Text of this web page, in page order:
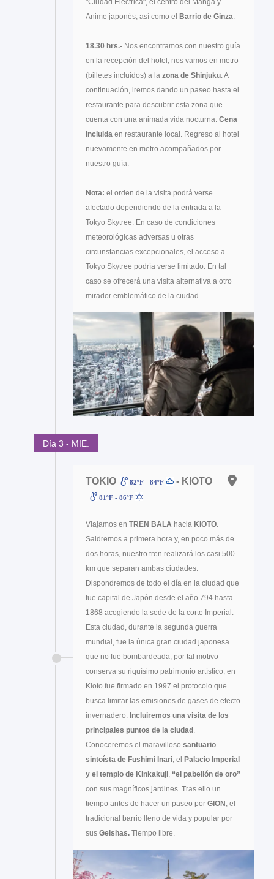
"Ciudad Eléctrica", el centro del Manga y
Anime japonés, así como el
Barrio de Ginza.
18.30 hrs.- Nos encontramos con nuestro guía
en la recepción del hotel, nos vamos en metro
(billetes incluidos) a la zona de Shinjuku. A
continuación, iremos dando un paseo hasta el
restaurante para descubrir esta zona que
cuenta con una animada vida nocturna. Cena
incluida en restaurante local. Regreso al hotel
nuevamente en metro acompañados por
nuestro guía.
Nota: el orden de la visita podrá verse
afectado dependiendo de la entrada a la
Tokyo Skytree. En caso de condiciones
meteorológicas adversas u otras
circunstancias excepcionales, el acceso a
Tokyo Skytree podría verse limitado. En tal
caso se ofrecerá una visita alternativa a otro
mirador emblemático de la ciudad.
Día 3 - MIE.
TOKIO 82ºF - 84ºF - KIOTO
81ºF - 86ºF
Viajamos en TREN BALA hacia KIOTO
Saldremos a primera hora y, en poco más de
dos horas, nuestro tren realizará los casi 500
km que separan ambas ciudades.
Dispondremos de todo el día en la ciudad que
fue capital de Japón desde el año 794 hasta
1868 acogiendo la sede de la corte Imperial.
Esta ciudad, durante la segunda guerra
mundial, fue la única gran ciudad japonesa
que no fue bombardeada, por tal motivo
conserva su riquísimo patrimonio artístico; en
Kioto fue firmado en 1997 el protocolo que
busca limitar las emisiones de gases de efecto
invernadero. Incluiremos una visita de los
principales puntos de la ciudad
Conoceremos el maravilloso santuario
sintoísta de Fushimi Inari; el Palacio Imperial
y el templo de Kinkakuji “el pabellón de oro”
con sus magníficos jardines. Tras ello un
tiempo antes de hacer un paseo por GION , el
tradicional barrio lleno de vida y popular por
sus Geishas. Tiempo libre.